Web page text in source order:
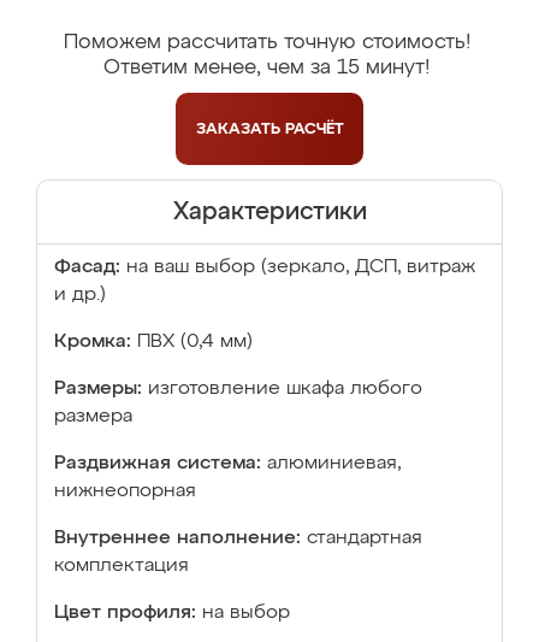
Поможем рассчитать точную стоимость!
Ответим менее, чем за 15 минут!
ЗАКАЗАТЬ РАСЧЁТ
Характеристики
Фасад: на ваш выбор (зеркало, ДСП, витраж
и др.)
Кромка: ПВХ (0,4 мм)
Размеры: изготовление шкафа любого
размера
Раздвижная система: алюминиевая,
нижнеопорная
Внутреннее наполнение: стандартная
комплектация
Цвет профиля: на выбор